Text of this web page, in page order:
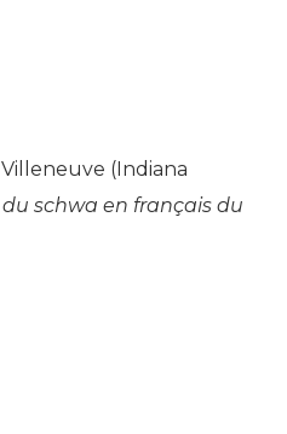
(Indiana
du schwa en français du